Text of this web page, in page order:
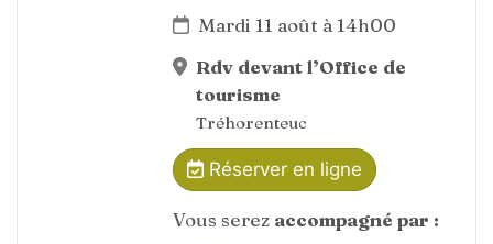
Mardi 11 août à 14h00
Rdv devant l’Office de
tourisme
Tréhorenteuc
Réserver en ligne
Vous serez accompagné par :